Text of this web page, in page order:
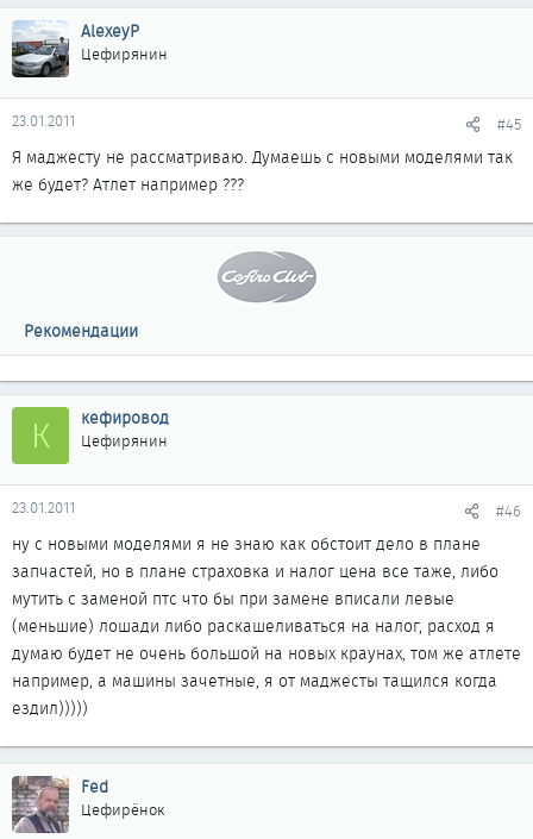
AlexeyP
Цефирянин
23.01.2011 #45
Я маджесту не рассматриваю. Думаешь с новыми моделями так
же будет? Атлет например ???
Рекомендации
К кефировод
Цефирянин
23.01.2011 #46
ну с новыми моделями я не знаю как обстоит дело в плане
запчастей, но в плане страховка и налог цена все таже, либо
мутить с заменой птс что бы при замене вписали левые
(меньшие) лошади либо раскашеливаться на налог, расход я
думаю будет не очень большой на новых краунах, том же атлете
например, а машины зачетные, я от маджесты тащился когда
ездил)))))
Fed
Цефирёнок